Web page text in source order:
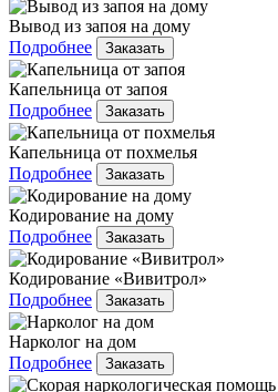
Вывод из запоя на дому
Подробнее
Заказать
Капельница от запоя
Подробнее
Заказать
Капельница от похмелья
Подробнее
Заказать
Кодирование на дому
Подробнее
Заказать
Кодирование «Вивитрол»
Подробнее
Заказать
Нарколог на дом
Подробнее
Заказать